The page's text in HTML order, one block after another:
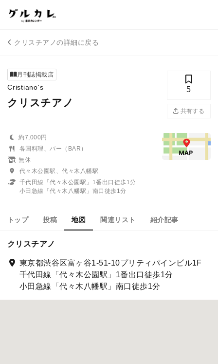
クリスチアノの詳細に戻る
月刊誌掲載店
Cristiano's
クリスチアノ
5
共有する
約7,000円
各国料理、バー（BAR）
無休
代々木公園駅、代々木八幡駅
千代田線「代々木公園駅」1番出口徒歩1分
小田急線「代々木八幡駅」南口徒歩1分
トップ 投稿 地図 関連リスト 紹介記事
クリスチアノ
東京都渋谷区富ヶ谷1-51-10プリティパインビル1F
千代田線「代々木公園駅」1番出口徒歩1分
小田急線「代々木八幡駅」南口徒歩1分